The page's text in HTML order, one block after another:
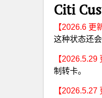
Citi
【2026.6 更
这种状态还
【2026.5.29
制转卡。
【2026.5.27